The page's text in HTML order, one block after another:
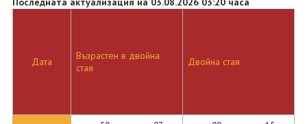
Дата
Възрастен в двойна
стая
Двойна стая